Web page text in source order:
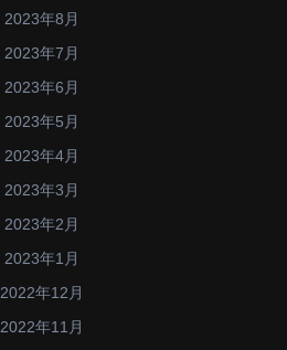
2023年8月
2023年7月
2023年6月
2023年5月
2023年4月
2023年3月
2023年2月
2023年1月
2022年12月
2022年11月